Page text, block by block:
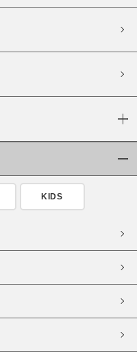
WEB限定
KIDS